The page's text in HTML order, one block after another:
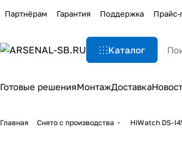
Партнёрам Гарантия Поддержка Прайс-
Каталог
Готовые решенияМонтажДоставка
Главная Снято с производства HiWatch DS-